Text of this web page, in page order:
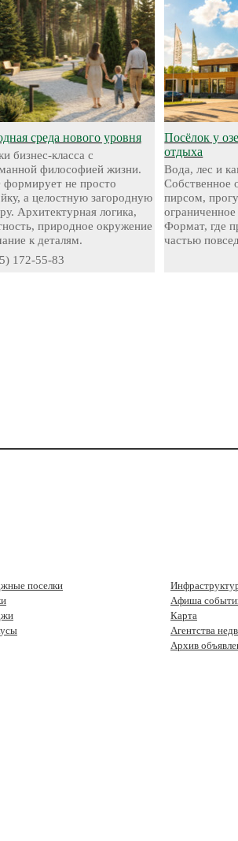
среда нового уровня
бизнес-класса с
философией жизни.
формирует не просто
а целостную загородную
Архитектурная логика,
природное окружение
к деталям.
172-55-83
Посёлок у
отдыха
Вода, лес и
Собственное
пирсом,
Формат, где
частью
поселки
Афиша
Карта
Агентства
Архив